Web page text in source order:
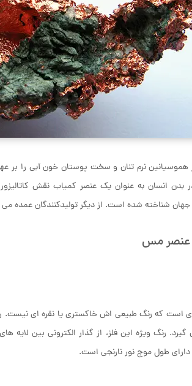
نرم تنان و سخت پوستان خون آبی را بر
انسان به عنوان یک عنصر کمیاب نقش کاتالیزور
شناخته شده است. از دیگر تولیدکنندگان عمده می
عنصر مس
است که رنگ طبیعی اش خاکستری یا نقره ‌ای نیست.
دارای طول موج نور نارنجی است.